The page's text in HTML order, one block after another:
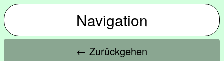
Navigation
← Zurückgehen